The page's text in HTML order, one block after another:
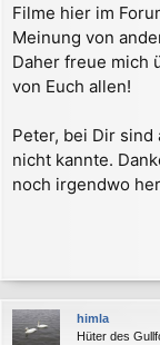
Filme hier im
Meinung von
Daher freue mich
von Euch allen!
Peter, bei Dir
nicht kannte.
noch irgendwo
himla
Hüter des